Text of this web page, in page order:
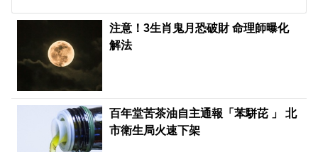
注意！3生肖鬼月恐破財 命理師曝化
解法
百年堂苦茶油自主通報「苯駢芘 」 北
市衛生局火速下架